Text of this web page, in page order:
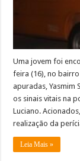
Uma jovem foi
feira (16), no
apuradas, Yasmim
os sinais vitais na
Luciano.
realização da
Leia Mais »